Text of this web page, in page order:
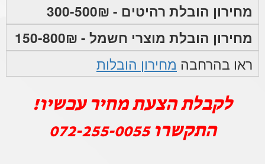
מחירון הובלת רהיטים - 300-500₪
מחירון הובלת מוצרי חשמל - 150-800₪
ראו בהרחבה מחירון הובלות
לקבלת הצעת מחיר עכשיו!
התקשרו072-255-0055